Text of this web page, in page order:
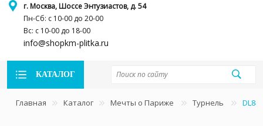
г. Москва, Шоссе Энтузиастов, д. 54
Пн-Сб: с 10-00 до 20-00
Вс: с 10-00 до 18-00
info@shopkm-plitka.ru
КАТАЛОГ
Главная Каталог Мечты о Париже Турнель